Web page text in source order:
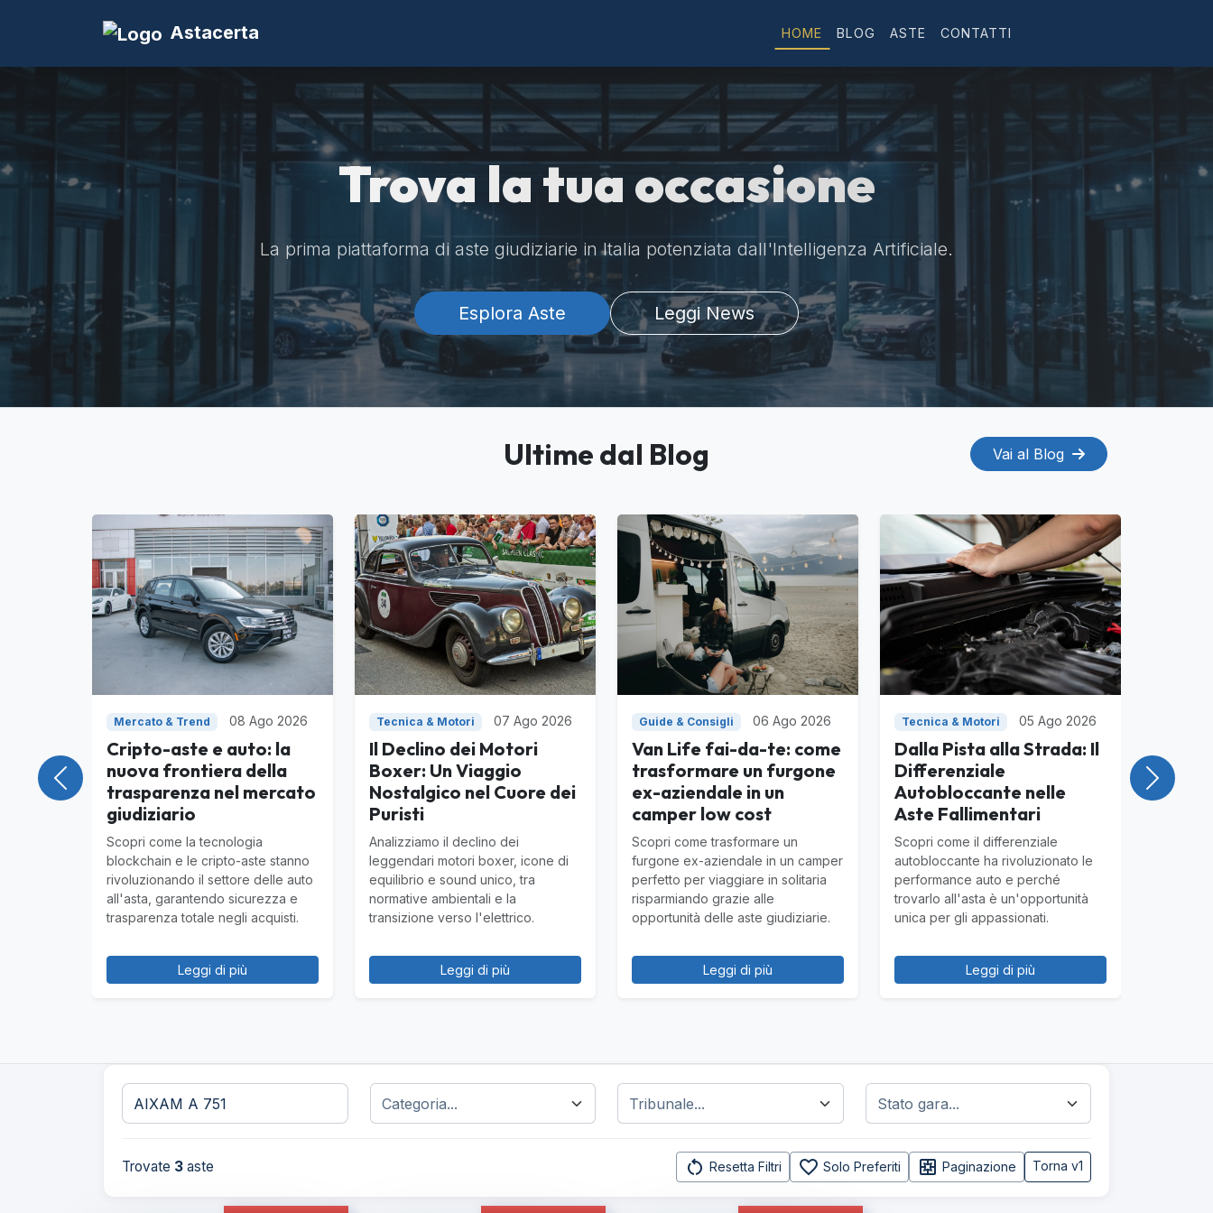
Astacerta HOME BLOG ASTE CONTATTI
Trova la tua occasione
La prima piattaforma di aste giudiziarie in Italia potenziata dall'Intelligenza Artificiale.
Esplora Aste Leggi News
Ultime dal Blog Vai al Blog
Mercato & Trend 08 Ago 2026
Cripto-aste e auto: la
nuova frontiera della
trasparenza nel mercato
giudiziario
Scopri come la tecnologia
blockchain e le cripto-aste stanno
rivoluzionando il settore delle auto
all'asta, garantendo sicurezza e
trasparenza totale negli acquisti.
Leggi di più
Tecnica & Motori 07 Ago 2026
Il Declino dei Motori
Boxer: Un Viaggio
Nostalgico nel Cuore dei
Puristi
Analizziamo il declino dei
leggendari motori boxer, icone di
equilibrio e sound unico, tra
normative ambientali e la
transizione verso l'elettrico.
Leggi di più
Guide & Consigli 06 Ago 2026
Van Life fai-da-te: come
trasformare un furgone
ex-aziendale in un
camper low cost
Scopri come trasformare un
furgone ex-aziendale in un camper
perfetto per viaggiare in solitaria
risparmiando grazie alle
opportunità delle aste giudiziarie.
Leggi di più
Tecnica & Motori 05 Ago 2026
Dalla Pista alla Strada: Il
Differenziale
Autobloccante nelle
Aste Fallimentari
Scopri come il differenziale
autobloccante ha rivoluzionato le
performance auto e perché
trovarlo all'asta è un'opportunità
unica per gli appassionati.
Leggi di più
Precedente
Trovate 3 aste restart_alt Resetta Filtri favorite_border Solo Preferiti pages Paginazione Torna v1